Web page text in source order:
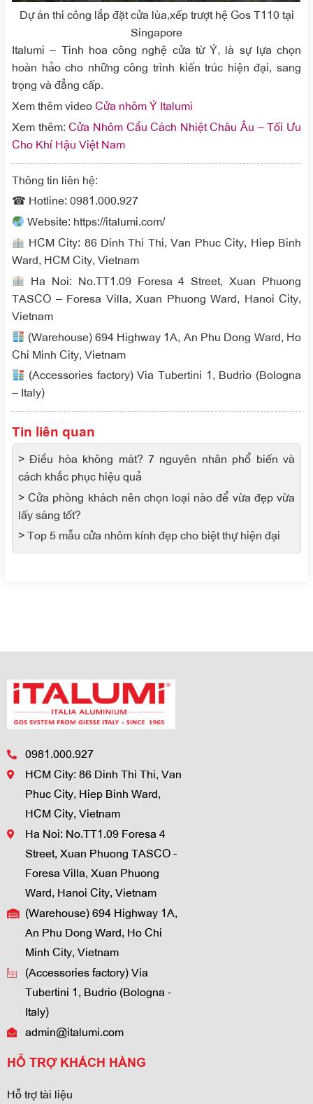
Dự án thi công lắp đặt cửa lùa,xếp trượt hệ Gos T110 tại
Singapore
Italumi – Tinh hoa công nghệ cửa từ Ý, là sự lựa chọn
hoàn hảo cho những công trình kiến trúc hiện đại, sang
trọng và đẳng cấp.
Xem thêm videoCửa nhôm Ý Italumi
Xem thêm:Cửa Nhôm Cầu Cách Nhiệt Châu Âu – Tối Ưu
Cho Khí Hậu Việt Nam
Thông tin liên hệ:
☎ Hotline: 0981.000.927
Website: https://italumi.com/
HCM City: 86 Dinh Thi Thi, Van Phuc City, Hiep Binh
Ward, HCM City, Vietnam
Ha Noi: No.TT1.09 Foresa 4 Street, Xuan Phuong
TASCO – Foresa Villa, Xuan Phuong Ward, Hanoi City,
Vietnam
(Warehouse) 694 Highway 1A, An Phu Dong Ward, Ho
Chi Minh City, Vietnam
(Accessories factory) Via Tubertini 1, Budrio (Bologna
– Italy)
Tin liên quan
> Điều hòa không mát? 7 nguyên nhân phổ biến và
cách khắc phục hiệu quả
> Cửa phòng khách nên chọn loại nào để vừa đẹp vừa
lấy sáng tốt?
> Top 5 mẫu cửa nhôm kính đẹp cho biệt thự hiện đại
0981.000.927
HCM City: 86 Dinh Thi Thi, Van
Phuc City, Hiep Binh Ward,
HCM City, Vietnam
Ha Noi: No.TT1.09 Foresa 4
Street, Xuan Phuong TASCO -
Foresa Villa, Xuan Phuong
Ward, Hanoi City, Vietnam
(Warehouse) 694 Highway 1A,
An Phu Dong Ward, Ho Chi
Minh City, Vietnam
(Accessories factory) Via
Tubertini 1, Budrio (Bologna -
Italy)
admin@italumi.com
HỖ TRỢ KHÁCH HÀNG
Hỗ trợ tài liệu